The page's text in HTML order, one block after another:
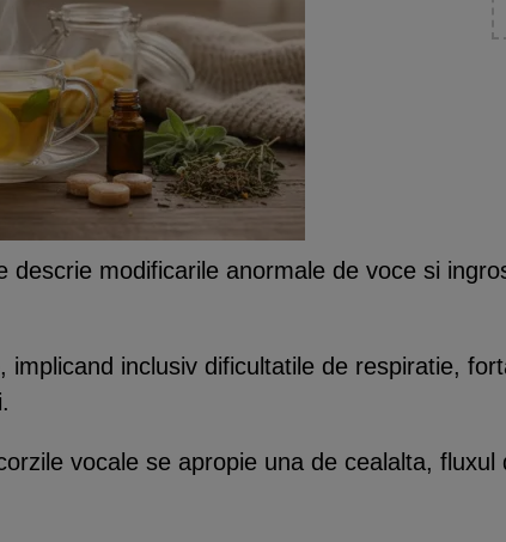
descrie modificarile anormale de voce si
inclusiv dificultatile de respiratie,
vocale se apropie una de cealalta,